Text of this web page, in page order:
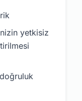
yetkisiz